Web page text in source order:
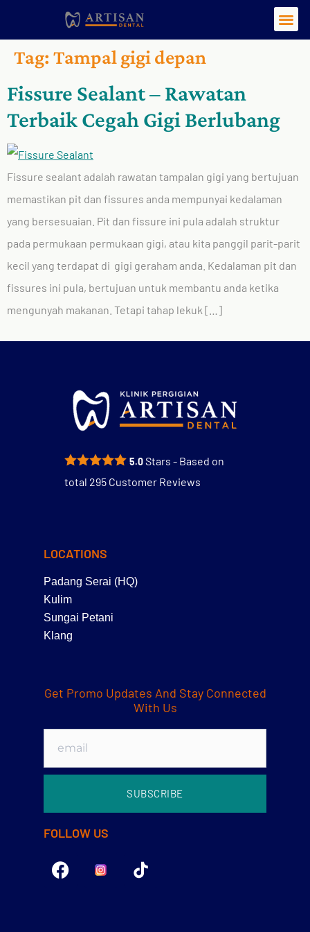
Tag: Tampal gigi depan
Fissure Sealant – Rawatan
Terbaik Cegah Gigi Berlubang
Fissure sealant adalah rawatan tampalan gigi yang bertujuan
memastikan pit dan fissures anda mempunyai kedalaman
yang bersesuaian. Pit dan fissure ini pula adalah struktur
pada permukaan permukaan gigi, atau kita panggil parit-parit
kecil yang terdapat di gigi geraham anda. Kedalaman pit dan
fissures ini pula, bertujuan untuk membantu anda ketika
mengunyah makanan. Tetapi tahap lekuk […]
5.0Stars - Based on
total 295Customer Reviews
LOCATIONS
Padang Serai (HQ)
Kulim
Sungai Petani
Klang
Get Promo Updates And Stay Connected
With Us
SUBSCRIBE
FOLLOW US